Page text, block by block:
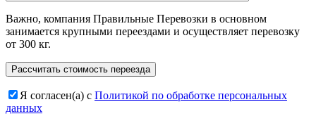
Важно, компания Правильные Перевозки в основном
занимается крупными переездами и осуществляет перевозку
от 300 кг.
Расcчитать стоимость переезда
Я согласен(а) с Политикой по обработке персональных
данных